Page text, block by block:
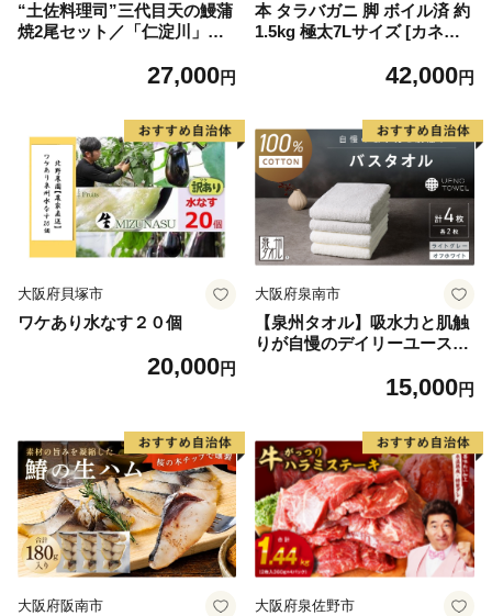
“土佐料理司”三代目天の鰻蒲
焼2尾セット／「仁淀川」水
殖 国産・高知県産〈高知市共
27,000円
本 タラバガニ 脚 ボイル済 約
1.5kg 極太7Lサイズ [カネダ
6] カニ かに 蟹 たらばがに た
42,000円
大阪府貝塚市
ワケあり水なす２０個
20,000円
大阪府泉南市
【泉州タオル】吸水力と肌触
りが自慢のデイリーユースバ
トグレー 4枚【配送不可地
15,000円
大阪府阪南市 大阪府泉佐野市